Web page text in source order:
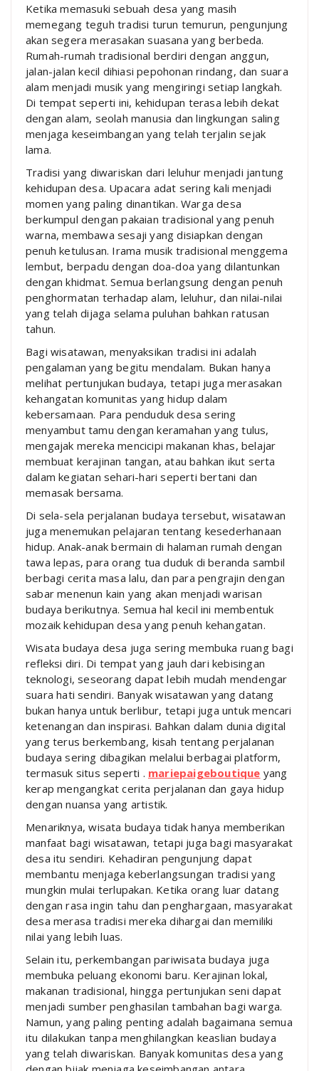
Ketika memasuki sebuah desa yang masih
memegang teguh tradisi turun temurun, pengunjung
akan segera merasakan suasana yang berbeda.
Rumah-rumah tradisional berdiri dengan anggun,
jalan-jalan kecil dihiasi pepohonan rindang, dan suara
alam menjadi musik yang mengiringi setiap langkah.
Di tempat seperti ini, kehidupan terasa lebih dekat
dengan alam, seolah manusia dan lingkungan saling
menjaga keseimbangan yang telah terjalin sejak
lama.
Tradisi yang diwariskan dari leluhur menjadi jantung
kehidupan desa. Upacara adat sering kali menjadi
momen yang paling dinantikan. Warga desa
berkumpul dengan pakaian tradisional yang penuh
warna, membawa sesaji yang disiapkan dengan
penuh ketulusan. Irama musik tradisional menggema
lembut, berpadu dengan doa-doa yang dilantunkan
dengan khidmat. Semua berlangsung dengan penuh
penghormatan terhadap alam, leluhur, dan nilai-nilai
yang telah dijaga selama puluhan bahkan ratusan
tahun.
Bagi wisatawan, menyaksikan tradisi ini adalah
pengalaman yang begitu mendalam. Bukan hanya
melihat pertunjukan budaya, tetapi juga merasakan
kehangatan komunitas yang hidup dalam
kebersamaan. Para penduduk desa sering
menyambut tamu dengan keramahan yang tulus,
mengajak mereka mencicipi makanan khas, belajar
membuat kerajinan tangan, atau bahkan ikut serta
dalam kegiatan sehari-hari seperti bertani dan
memasak bersama.
Di sela-sela perjalanan budaya tersebut, wisatawan
juga menemukan pelajaran tentang kesederhanaan
hidup. Anak-anak bermain di halaman rumah dengan
tawa lepas, para orang tua duduk di beranda sambil
berbagi cerita masa lalu, dan para pengrajin dengan
sabar menenun kain yang akan menjadi warisan
budaya berikutnya. Semua hal kecil ini membentuk
mozaik kehidupan desa yang penuh kehangatan.
Wisata budaya desa juga sering membuka ruang bagi
refleksi diri. Di tempat yang jauh dari kebisingan
teknologi, seseorang dapat lebih mudah mendengar
suara hati sendiri. Banyak wisatawan yang datang
bukan hanya untuk berlibur, tetapi juga untuk mencari
ketenangan dan inspirasi. Bahkan dalam dunia digital
yang terus berkembang, kisah tentang perjalanan
budaya sering dibagikan melalui berbagai platform,
termasuk situs seperti . mariepaigeboutique yang
kerap mengangkat cerita perjalanan dan gaya hidup
dengan nuansa yang artistik.
Menariknya, wisata budaya tidak hanya memberikan
manfaat bagi wisatawan, tetapi juga bagi masyarakat
desa itu sendiri. Kehadiran pengunjung dapat
membantu menjaga keberlangsungan tradisi yang
mungkin mulai terlupakan. Ketika orang luar datang
dengan rasa ingin tahu dan penghargaan, masyarakat
desa merasa tradisi mereka dihargai dan memiliki
nilai yang lebih luas.
Selain itu, perkembangan pariwisata budaya juga
membuka peluang ekonomi baru. Kerajinan lokal,
makanan tradisional, hingga pertunjukan seni dapat
menjadi sumber penghasilan tambahan bagi warga.
Namun, yang paling penting adalah bagaimana semua
itu dilakukan tanpa menghilangkan keaslian budaya
yang telah diwariskan. Banyak komunitas desa yang